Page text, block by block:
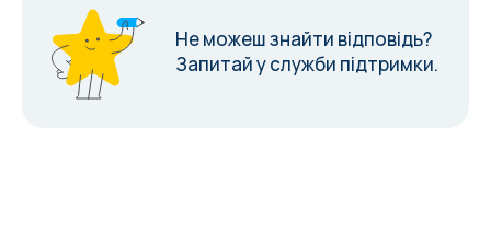
Не можеш знайти відповідь?
Запитай у служби підтримки.